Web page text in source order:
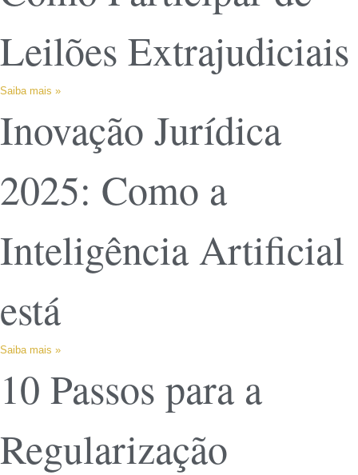
Leilões Extrajudiciais
Saiba mais »
Inovação Jurídica
2025: Como a
Inteligência Artificial
está
Saiba mais »
10 Passos para a
Regularização